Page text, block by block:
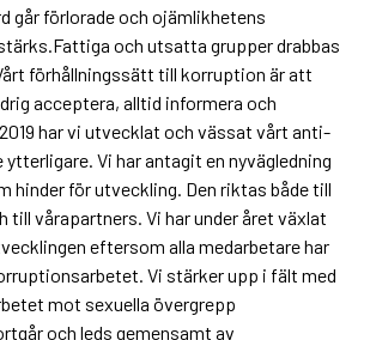
går förlorade och ojämlikhetens
och utsatta grupper drabbas
förhållningssätt till korruption är att
acceptera, alltid informera och
har vi utvecklat och vässat vårt anti-
Vi har antagit en nyvägledning
hinder för utveckling. Den riktas både till
till vårapartners. Vi har under året växlat
eftersom alla medarbetare har
Vi stärker upp i fält med
mot sexuella övergrepp
och leds gemensamt av